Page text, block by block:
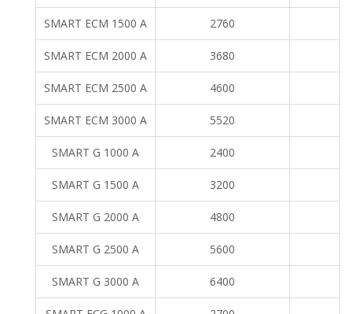
SMART ECM 1500 A 2760
SMART ECM 2000 A 3680
SMART ECM 2500 A 4600
SMART ECM 3000 A 5520
SMART G 1000 A 2400
SMART G 1500 A 3200
SMART G 2000 A 4800
SMART G 2500 A 5600
SMART G 3000 A 6400